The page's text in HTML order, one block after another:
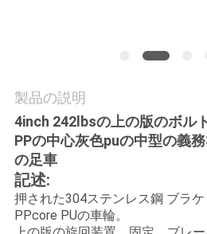
私
達
に
連
製品の説明
4inch 242lbsの上の版のボル
PPの中心灰色puの中型の義
の足車
記述:
押された304ステンレス鋼 ブラケ
PPcore PUの車輪。